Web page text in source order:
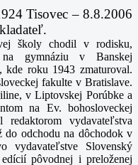
Tisovec – 8.8.2006
školy chodil v rodisku,
na gymnáziu v Banskej
kde roku 1943 zmaturoval.
fakulte v Bratislave.
v Liptovskej Porúbke a
na Ev. bohosloveckej
vydavateľstva
do odchodu na dôchodok v
vydavateľstve Slovenský
pôvodnej i preloženej